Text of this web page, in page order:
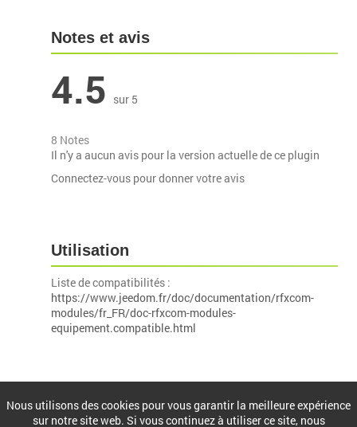
Notes et avis
4.5 sur 5
8 Notes
Il n'y a aucun avis pour la version actuelle de ce plugin
Connectez-vous pour donner votre avis
Utilisation
Liste de compatibilités :
https://www.jeedom.fr/doc/documentation/rfxcom-
modules/fr_FR/doc-rfxcom-modules-
equipement.compatible.html
Nous utilisons des cookies pour vous garantir la meilleure expérience
sur notre site web. Si vous continuez à utiliser ce site, nous